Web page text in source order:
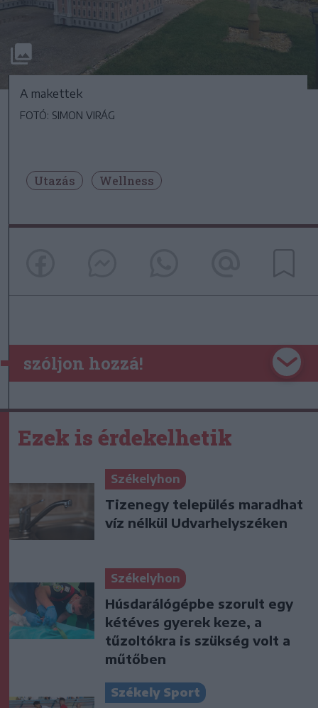
A makettek
FOTÓ: SIMON VIRÁG
Utazás Wellness
szóljon hozzá!
Ezek is érdekelhetik
Székelyhon
Tizenegy település maradhat
víz nélkül Udvarhelyszéken
Székelyhon
Húsdarálógépbe szorult egy
kétéves gyerek keze, a
tűzoltókra is szükség volt a
műtőben
Székely Sport